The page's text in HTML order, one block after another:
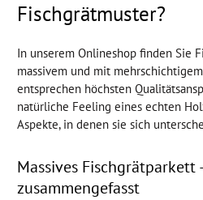
Fischgrätmuster?
In unserem Onlineshop finden Sie
massivem und mit
entsprechen höchsten
natürliche Feeling eines echten
Aspekte, in denen sie sich
Massives Fischgrätparkett
zusammengefasst